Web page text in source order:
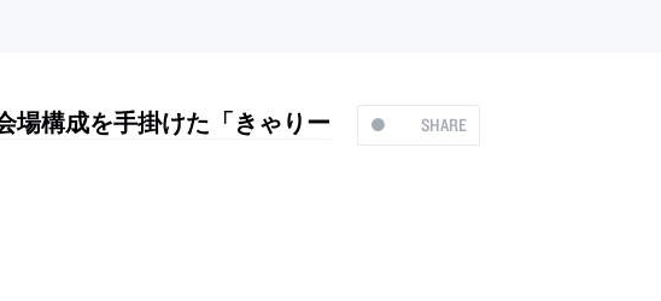
SHARE
場構成を手掛けた「きゃりー